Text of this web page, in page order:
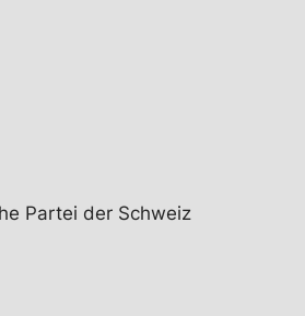
Partei der Schweiz